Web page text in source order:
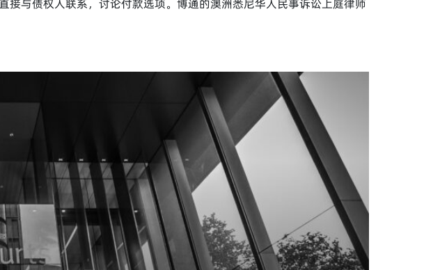
与债权人联系，讨论付款选项。博通的澳洲悉尼华人民事诉讼上庭律师